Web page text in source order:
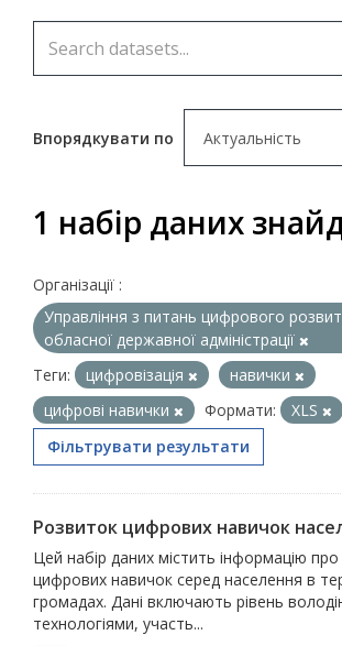
Впорядкувати по
1 набір даних
Організації :
Управління з питань цифрового
обласної державної адміністрації
Теги:
цифровізація
навички
цифрові навички
Формати:
XLS
Фільтрувати результати
Розвиток цифрових навичок
Цей набір даних містить інформацію
цифрових навичок серед населення в
громадах. Дані включають рівень
технологіями, участь...